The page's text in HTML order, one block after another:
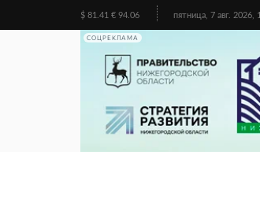
$ 81.41 € 94.06 пятница, 7 авг. 2026,
СОЦРЕКЛАМА